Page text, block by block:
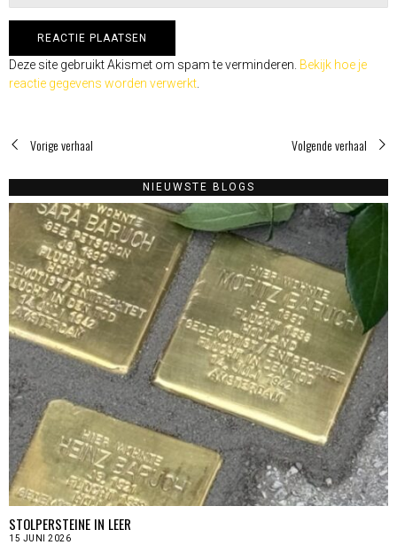
Deze site gebruikt Akismet om spam te verminderen. Bekijk hoe je
reactie gegevens worden verwerkt
Vorige verhaal Volgende verhaal
NIEUWSTE BLOGS
STOLPERSTEINE IN LEER
15 JUNI 2026